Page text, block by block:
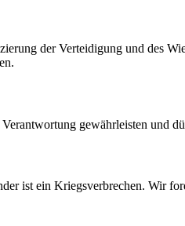
der Verteidigung und des
gewährleisten und
ist ein Kriegsverbrechen. Wir